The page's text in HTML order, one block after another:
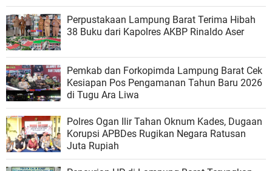
Perpustakaan Lampung Barat Terima Hibah
38 Buku dari Kapolres AKBP Rinaldo Aser
Pemkab dan Forkopimda Lampung Barat Cek
Kesiapan Pos Pengamanan Tahun Baru 2026
di Tugu Ara Liwa
Polres Ogan Ilir Tahan Oknum Kades, Dugaan
Korupsi APBDes Rugikan Negara Ratusan
Juta Rupiah